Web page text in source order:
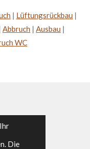
Die
| Lüftungsrückbau |
Abbruch | Ausbau |
WC